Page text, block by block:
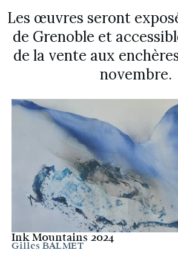
Les œuvres seront
de Grenoble et
de la vente aux
novembre.
Ink Mountains 2024
Gilles BALMET